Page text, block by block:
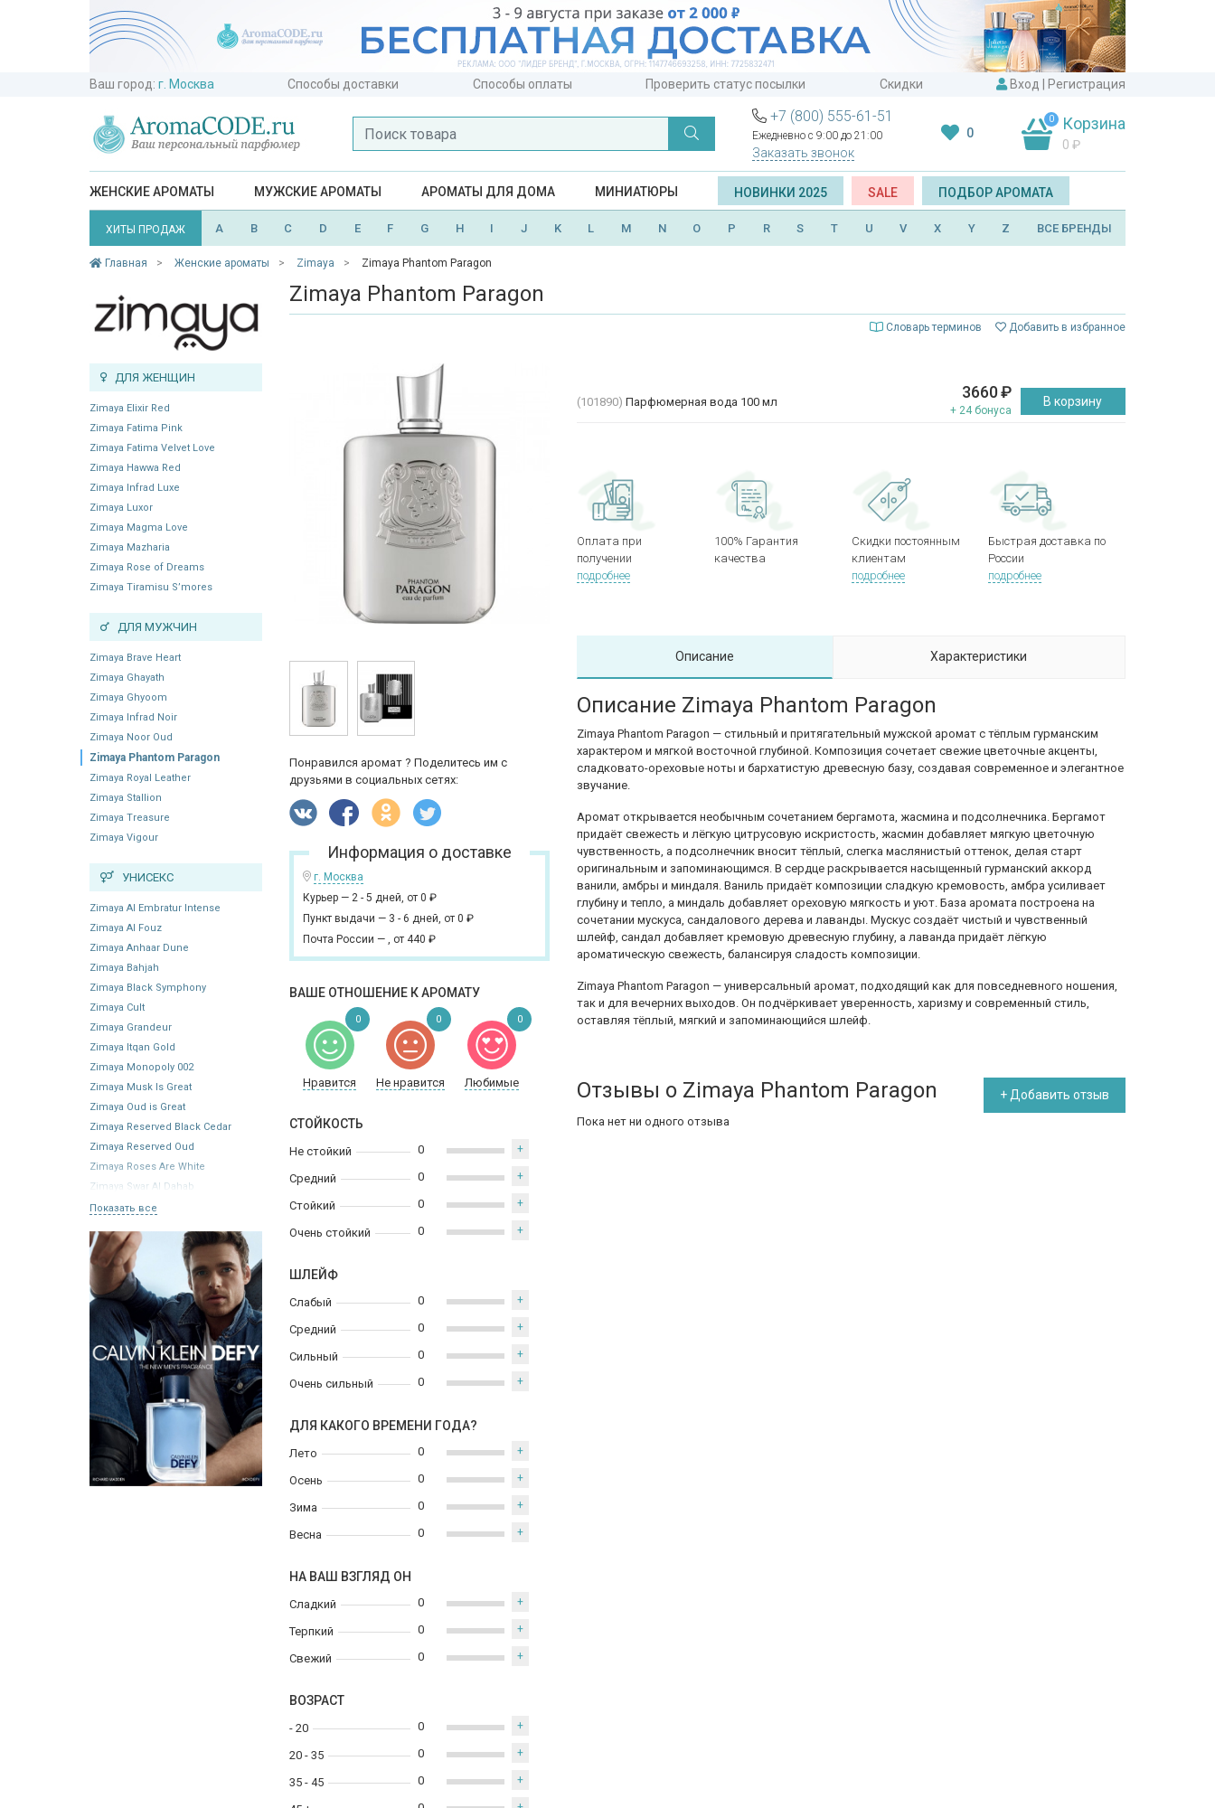
Ваш город: г. Москва Способы доставки Способы оплаты Проверить статус посылки Скидки Вход Регистрация
+7 (800) 555-61-51
Ежедневно с 9:00 до 21:00
Заказать звонок
0
0 Корзина
0 ₽
ЖЕНСКИЕ АРОМАТЫ МУЖСКИЕ АРОМАТЫ АРОМАТЫ ДЛЯ ДОМА МИНИАТЮРЫ НОВИНКИ 2025 SALE ПОДБОР АРОМАТА
ХИТЫ ПРОДАЖ A B C D E F G H I J K L M N O P R S T U V X Y Z ВСЕ БРЕНДЫ
Главная Женские ароматы Zimaya Zimaya Phantom Paragon
ДЛЯ ЖЕНЩИН
Zimaya Elixir Red
Zimaya Fatima Pink
Zimaya Fatima Velvet Love
Zimaya Hawwa Red
Zimaya Infrad Luxe
Zimaya Luxor
Zimaya Magma Love
Zimaya Mazharia
Zimaya Rose of Dreams
Zimaya Tiramisu S’mores
ДЛЯ МУЖЧИН
Zimaya Brave Heart
Zimaya Ghayath
Zimaya Ghyoom
Zimaya Infrad Noir
Zimaya Noor Oud
Zimaya Phantom Paragon
Zimaya Royal Leather
Zimaya Stallion
Zimaya Treasure
Zimaya Vigour
УНИСЕКС
Zimaya Al Embratur Intense
Zimaya Al Fouz
Zimaya Anhaar Dune
Zimaya Bahjah
Zimaya Black Symphony
Zimaya Cult
Zimaya Grandeur
Zimaya Itqan Gold
Zimaya Monopoly 002
Zimaya Musk Is Great
Zimaya Oud is Great
Zimaya Reserved Black Cedar
Zimaya Reserved Oud
Zimaya Roses Are White
Zimaya Swar Al Dahab
Показать все
Zimaya Phantom Paragon
Словарь терминов Добавить в избранное
Понравился аромат ? Поделитесь им с
друзьями в социальных сетях:
Информация о доставке
г. Москва
Курьер — 2 - 5 дней, от 0 ₽
Пункт выдачи — 3 - 6 дней, от 0 ₽
Почта России — , от 440 ₽
ВАШЕ ОТНОШЕНИЕ К АРОМАТУ
Нравится Не нравится Любимые
0 0 0
СТОЙКОСТЬ
Не стойкий
Средний
Стойкий
Очень стойкий
0 +
0 +
0 +
0 +
ШЛЕЙФ
Слабый
Средний
Сильный
Очень сильный
0 +
0 +
0 +
0 +
ДЛЯ КАКОГО ВРЕМЕНИ ГОДА?
Лето
Осень
Зима
Весна
0 +
0 +
0 +
0 +
НА ВАШ ВЗГЛЯД ОН
Сладкий
Терпкий
Свежий
0 +
0 +
0 +
ВОЗРАСТ
- 20
20 - 35
35 - 45
0 +
0 +
0 +
(101890) Парфюмерная вода 100 мл 3660₽
+ 24 бонуса
В корзину
Оплата при
получении
подробнее
100% Гарантия
качества
Скидки постоянным
клиентам
подробнее
Быстрая доставка по
России
подробнее
Описание Характеристики
Описание Zimaya Phantom Paragon
Zimaya Phantom Paragon — стильный и притягательный мужской аромат с тёплым гурманским
характером и мягкой восточной глубиной. Композиция сочетает свежие цветочные акценты,
сладковато-ореховые ноты и бархатистую древесную базу, создавая современное и элегантное
звучание.
Аромат открывается необычным сочетанием бергамота, жасмина и подсолнечника. Бергамот
придаёт свежесть и лёгкую цитрусовую искристость, жасмин добавляет мягкую цветочную
чувственность, а подсолнечник вносит тёплый, слегка маслянистый оттенок, делая старт
оригинальным и запоминающимся. В сердце раскрывается насыщенный гурманский аккорд
ванили, амбры и миндаля. Ваниль придаёт композиции сладкую кремовость, амбра усиливает
глубину и тепло, а миндаль добавляет ореховую мягкость и уют. База аромата построена на
сочетании мускуса, сандалового дерева и лаванды. Мускус создаёт чистый и чувственный
шлейф, сандал добавляет кремовую древесную глубину, а лаванда придаёт лёгкую
ароматическую свежесть, балансируя сладость композиции.
Zimaya Phantom Paragon — универсальный аромат, подходящий как для повседневного ношения,
так и для вечерних выходов. Он подчёркивает уверенность, харизму и современный стиль,
оставляя тёплый, мягкий и запоминающийся шлейф.
Отзывы о Zimaya Phantom Paragon + Добавить отзыв
Пока нет ни одного отзыва